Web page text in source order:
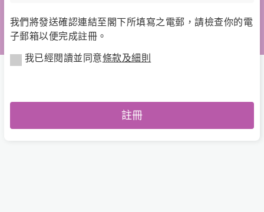
我們將發送確認連結至閣下所填寫之電郵，請檢查你的電
子郵箱以便完成註冊。
我已經閱讀並同意條款及細則
註冊